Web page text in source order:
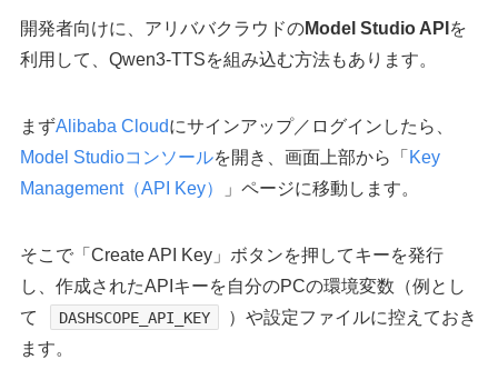
開発者向けに、アリババクラウドのModel Studio API を
利用して、Qwen3-TTSを組み込む方法もあります。
まずAlibaba Cloudにサインアップ／ログインしたら、
Model Studioコンソールを開き、画面上部から「 Key
Management（API Key）
」ページに移動します。
そこで「Create API Key」ボタンを押してキーを発行
し、作成されたAPIキーを自分のPCの環境変数（例とし
て
DASHSCOPE_API_KEY
）や設定ファイルに控えておき
ます。